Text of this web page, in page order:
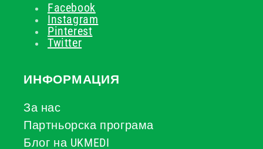
Facebook
Instagram
Pinterest
Twitter
ИНФОРМАЦИЯ
За нас
Партньорска програма
Блог на UKMEDI